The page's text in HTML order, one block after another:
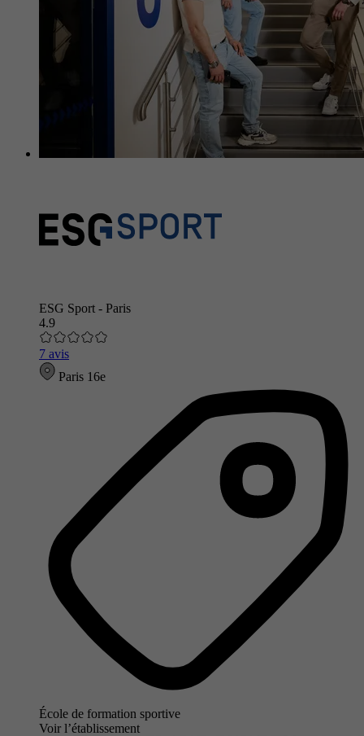
ESG Sport - Paris
4.9
7 avis
Paris 16e
École de formation sportive
Voir l’établissement